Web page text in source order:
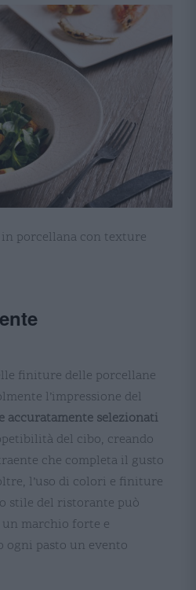
porcellana con texture
finiture delle porcellane
l’impressione del
accuratamente selezionati
del cibo, creando
che completa il gusto
l’uso di colori e finiture
stile del ristorante può
marchio forte e
ogni pasto un evento